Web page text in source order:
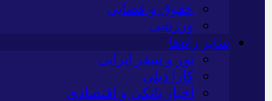
حقوق و قضایی
ورزشی
سایر راه‌ها
تور و سفر ایرانی
کارا دیلی
اخبار بانکی و اقتصادی